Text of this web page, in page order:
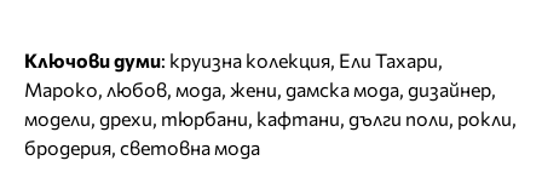
Ключови думи: круизна колекция, Ели Тахари,
Мароко, любов, мода, жени, дамска мода, дизайнер,
модели, дрехи, тюрбани, кафтани, дълги поли, рокли,
бродерия, световна мода